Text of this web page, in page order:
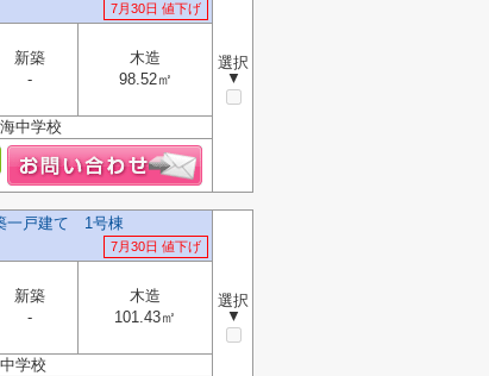
7月30日 値下げ
選択
▼
新築
-
木造
98.52㎡
中学校
一戸建て 1号棟
7月30日 値下げ
選択
▼
新築
-
木造
101.43㎡
学校